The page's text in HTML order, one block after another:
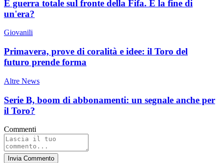
È guerra totale sul fronte della Fifa. È la fine di
un'era?
Giovanili
Primavera, prove di coralità e idee: il Toro del
futuro prende forma
Altre News
Serie B, boom di abbonamenti: un segnale anche per
il Toro?
Commenti
Invia Commento